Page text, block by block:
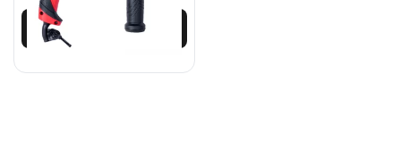
Añadir al carrito